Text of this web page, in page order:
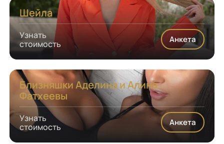
Шейла
Узнать
стоимость
Анкета
Близняшки Аделина и Алина
Фатхеевы
Узнать
стоимость
Анкета